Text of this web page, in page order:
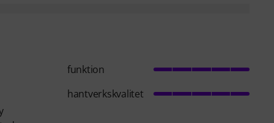
funktion
hantverkskvalitet